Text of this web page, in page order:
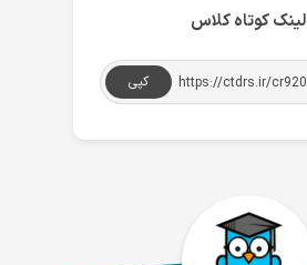
لینک کوتاه کلاس
کپی